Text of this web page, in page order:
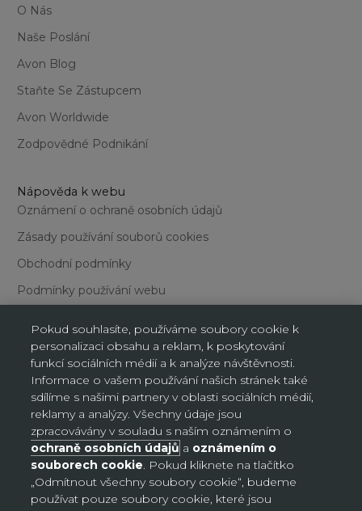
O Nás
Naše Poslání
Avon Blog
Staňte Se Zástupcem
Avon Worldwide
Zodpovědné Podnikání
Nápověda k webu
Oznámení o ochraně osobních údajů
Zásady používání souborů cookies
Obchodní podmínky
Podmínky používání webu
Nastavení souborů cookie
Česko (CZK Kč)
Země
Bosna a Hercegovina (BAM КМ)
Pokud souhlasíte, používáme soubory cookie k
personalizaci obsahu a reklam, k poskytování
funkcí sociálních médií a k analýze návštěvnosti.
Informace o vašem používání našich stránek také
sdílíme s našimi partnery v oblasti sociálních médií,
reklamy a analýzy. Všechny údaje jsou
zpracovávány v souladu s naším oznámením o
ochraně osobních údajů a oznámením o
souborech cookie. Pokud kliknete na tlačítko
„Odmítnout všechny soubory cookie“, budeme
používat pouze soubory cookie, které jsou